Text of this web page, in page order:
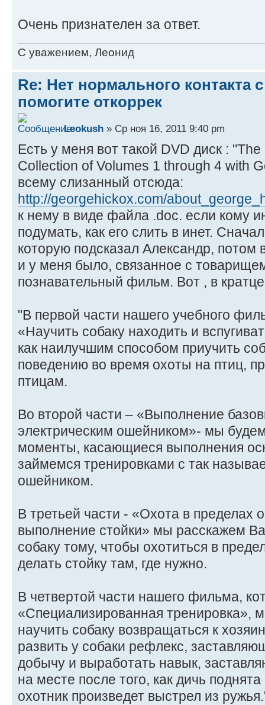
Очень признателен за ответ.
C уважением, Леонид
Re: Нет нормального контакта
помогите откоррек
Leokush » Ср ноя 16, 2011 9:40 pm
Есть у меня вот такой DVD диск :
Collection of Volumes 1 through 4 with
всему слизанный отсюда:
http://georgehickox.com/
к нему в виде файла .doc. если кому
подумать, как его слить в инет.
которую подсказал Александр, потом
и у меня было, связанное с
познавательный фильм. Вот , в
"В первой части нашего учебного
«Научить собаку находить и
как наилучшим способом приучить
поведению во время охоты на птиц,
птицам.
Во второй части – «Выполнение
электрическим ошейником»- мы
моменты, касающиеся выполнения
займемся тренировками с так
ошейником.
В третьей части - «Охота в пределах
выполнение стойки» мы расскажем
собаку тому, чтобы охотиться в
делать стойку там, где нужно.
В четвертой части нашего фильма,
«Специализированная тренировка»,
научить собаку возвращаться к
развить у собаки рефлекс,
добычу и выработать навык,
на месте после того, как дичь
охотник произведет выстрел из